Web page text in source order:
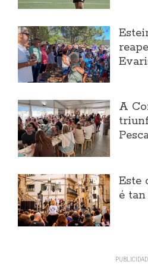
A
Este
é